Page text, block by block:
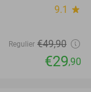
9.1 star
Regulier €49,90
€29,90